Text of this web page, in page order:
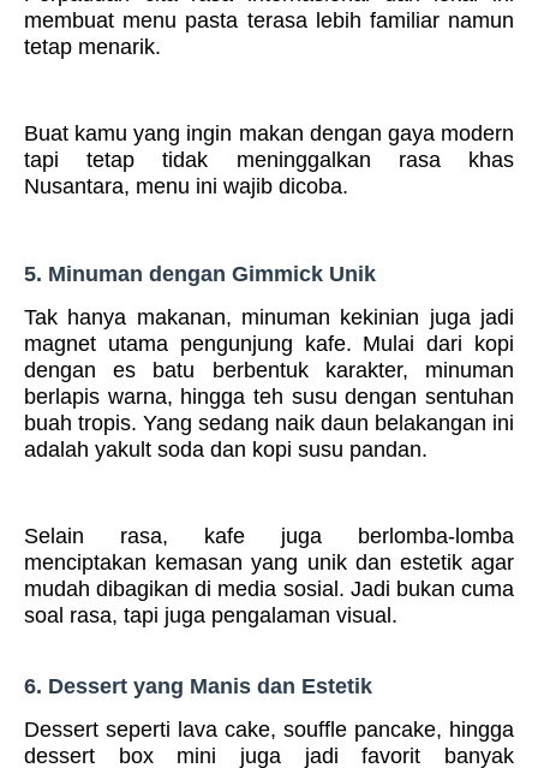
membuat menu pasta terasa lebih familiar namun
tetap menarik.
Buat kamu yang ingin makan dengan gaya modern
tapi tetap tidak meninggalkan rasa khas
Nusantara, menu ini wajib dicoba.
5. Minuman dengan Gimmick Unik
Tak hanya makanan, minuman kekinian juga jadi
magnet utama pengunjung kafe. Mulai dari kopi
dengan es batu berbentuk karakter, minuman
berlapis warna, hingga teh susu dengan sentuhan
buah tropis. Yang sedang naik daun belakangan ini
adalah yakult soda dan kopi susu pandan.
Selain rasa, kafe juga berlomba-lomba
menciptakan kemasan yang unik dan estetik agar
mudah dibagikan di media sosial. Jadi bukan cuma
soal rasa, tapi juga pengalaman visual.
6. Dessert yang Manis dan Estetik
Dessert seperti lava cake, souffle pancake, hingga
dessert box mini juga jadi favorit banyak